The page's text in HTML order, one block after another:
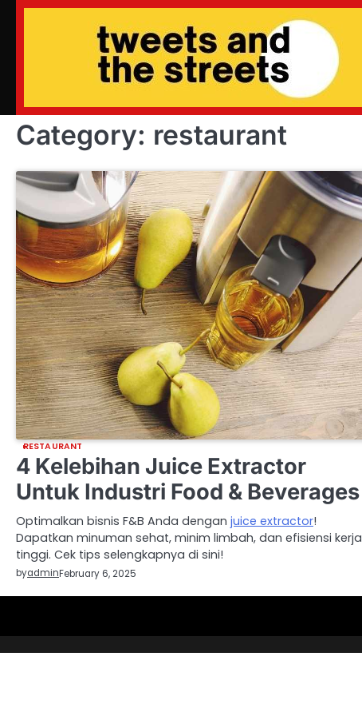
Skip
Category: restaurant
RESTAURANT
4 Kelebihan Juice Extractor
Untuk Industri Food & Beverages
Optimalkan bisnis F&B Anda dengan juice extractor!
Dapatkan minuman sehat, minim limbah, dan efisiensi kerja
tinggi. Cek tips selengkapnya di sini!
byadminFebruary 6, 2025